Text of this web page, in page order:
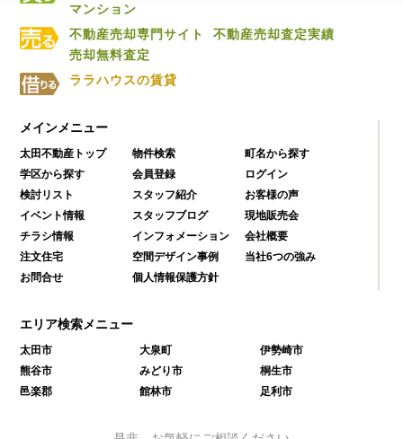
マンション
不動産売却専門サイト
不動産売却査定実績
売却無料査定
ララハウスの賃貸
メインメニュー
太田不動産トップ 物件検索
町名から探す
学区から探す
会員登録
ログイン
検討リスト
スタッフ紹介
お客様の声
イベント情報
スタッフブログ
現地販売会
チラシ情報
インフォメーション
会社概要
注文住宅
空間デザイン事例
当社6つの強み
お問合せ
個人情報保護方針
エリア検索メニュー
太田市 大泉町
伊勢崎市
熊谷市
みどり市
桐生市
邑楽郡
館林市 足利市